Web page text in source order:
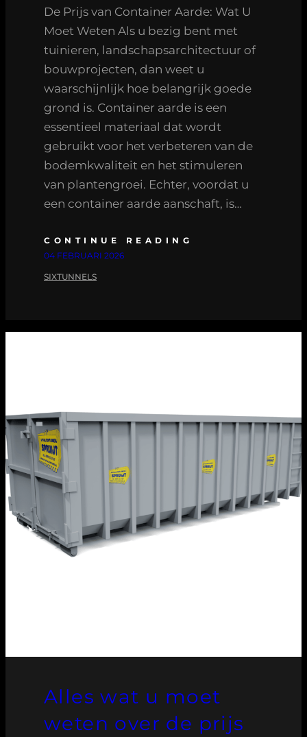
De Prijs van Container Aarde: Wat U
Moet Weten Als u bezig bent met
tuinieren, landschapsarchitectuur of
bouwprojecten, dan weet u
waarschijnlijk hoe belangrijk goede
grond is. Container aarde is een
essentieel materiaal dat wordt
gebruikt voor het verbeteren van de
bodemkwaliteit en het stimuleren
van plantengroei. Echter, voordat u
een container aarde aanschaft, is…
CONTINUE READING
04 FEBRUARI 2026
SIXTUNNELS
Alles wat u moet
weten over de prijs